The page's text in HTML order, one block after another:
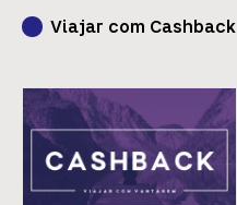
Viajar com Cashback